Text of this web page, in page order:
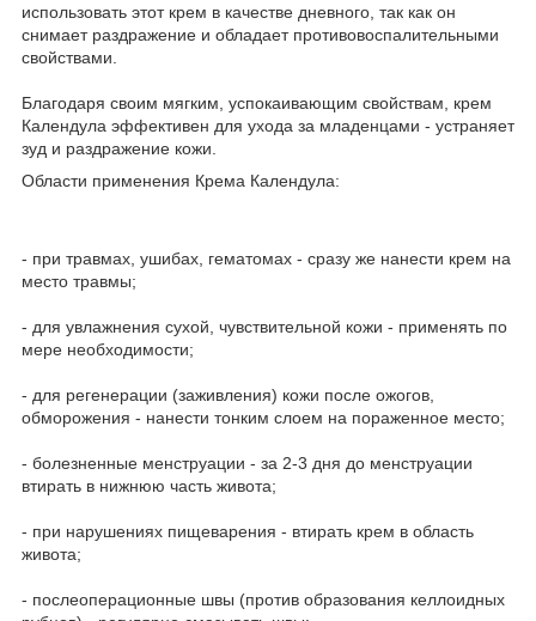
использовать этот крем в качестве дневного, так как он
снимает раздражение и обладает противовоспалительными
свойствами.
Благодаря своим мягким, успокаивающим свойствам, крем
Календула эффективен для ухода за младенцами - устраняет
зуд и раздражение кожи.
Области применения Крема Календула:
- при травмах, ушибах, гематомах - сразу же нанести крем на
место травмы;
- для увлажнения сухой, чувствительной кожи - применять по
мере необходимости;
- для регенерации (заживления) кожи после ожогов,
обморожения - нанести тонким слоем на пораженное место;
- болезненные менструации - за 2-3 дня до менструации
втирать в нижнюю часть живота;
- при нарушениях пищеварения - втирать крем в область
живота;
- послеоперационные швы (против образования келлоидных